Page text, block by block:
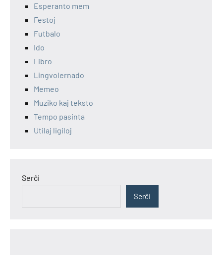
Esperanto mem
Festoj
Futbalo
Ido
Libro
Lingvolernado
Memeo
Muziko kaj teksto
Tempo pasinta
Utilaj ligiloj
Serĉi
Serĉi